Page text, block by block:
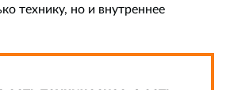
технику, но и внутреннее